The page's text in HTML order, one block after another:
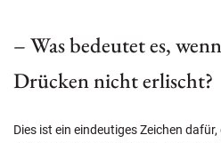
– Was bedeutet es,
Drücken nicht erlischt?
Dies ist ein eindeutiges Zeichen